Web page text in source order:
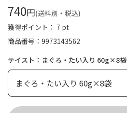
740円(送料別・税込)
獲得ポイント： 7 pt
商品番号
9973143562
テイスト：まぐろ・たい入り 60g×8袋